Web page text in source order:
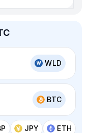
WLD
BTC
JPY ETH